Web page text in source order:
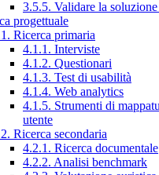
3.5.5. Validare la soluzione
progettuale
Ricerca primaria
4.1.1. Interviste
4.1.2. Questionari
4.1.3. Test di usabilità
4.1.4. Web analytics
4.1.5. Strumenti di
utente
Ricerca secondaria
4.2.1. Ricerca documentale
4.2.2. Analisi benchmark